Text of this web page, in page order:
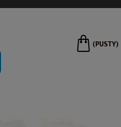
(PUSTY)